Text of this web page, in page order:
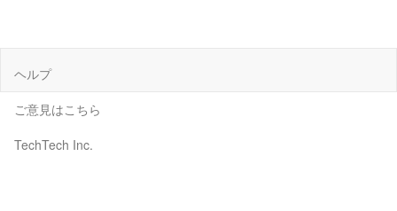
ヘルプ
ご意見はこちら
TechTech Inc.